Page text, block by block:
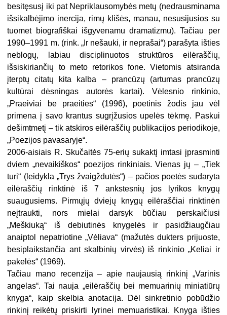
besitęsusį iki pat Nepriklausomybės metų (nedrausminama
išsikalbėjimo inercija, rimų klišės, manau, nesusijusios su
tuomet biografiškai išgyvenamu dramatizmu). Tačiau per
1990–1991 m. (rink. „Ir nešauki, ir neprašai“) parašyta išties
neblogų, labiau disciplinuotos struktūros eilėraščių,
išsiskiriančių to meto retorikos fone. Vietomis atsiranda
įterptų citatų kita kalba – prancūzų (artumas prancūzų
kultūrai dėsningas autorės kartai). Vėlesnio rinkinio,
„Praeiviai be praeities“ (1996), poetinis žodis jau vėl
primena į savo krantus sugrįžusios upelės tėkmę. Paskui
dešimtmetį – tik atskiros eilėraščių publikacijos periodikoje,
„Poezijos pavasaryje“.
2006-aisiais R. Skučaitės 75-erių sukaktį imtasi įprasminti
dviem „nevaikiškos“ poezijos rinkiniais. Vienas jų – „Tiek
turi“ (leidykla „Trys žvaigždutės“) – pačios poetės sudaryta
eilėraščių rinktinė iš 7 ankstesnių jos lyrikos knygų
suaugusiems. Pirmųjų dviejų knygų eilėraščiai rinktinėn
neįtraukti, nors mielai darsyk būčiau perskaičiusi
„Meškiuką“ iš debiutinės knygelės ir pasidžiaugčiau
anaiptol nepatriotine „Vėliava“ (mažutės dukters prijuoste,
besiplaikstančia ant skalbinių virvės) iš rinkinio „Keliai ir
pakelės“ (1969).
Tačiau mano recenzija – apie naujausią rinkinį „Varinis
angelas“. Tai nauja „eilėraščių bei memuarinių miniatiūrų
knyga“, kaip skelbia anotacija. Dėl sinkretinio pobūdžio
rinkinį reikėtų priskirti lyrinei memuaristikai. Knyga išties